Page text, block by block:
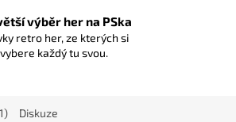
výběr her na PSka
retro her, ze kterých si
vybere každý tu svou.
Diskuze